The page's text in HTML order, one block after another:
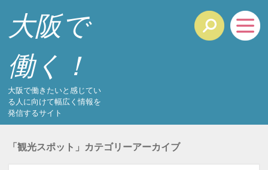
大阪で
働く！
大阪で働きたいと感じてい
る人に向けて幅広く情報を
発信するサイト
「観光スポット 」カテゴリーアーカイブ